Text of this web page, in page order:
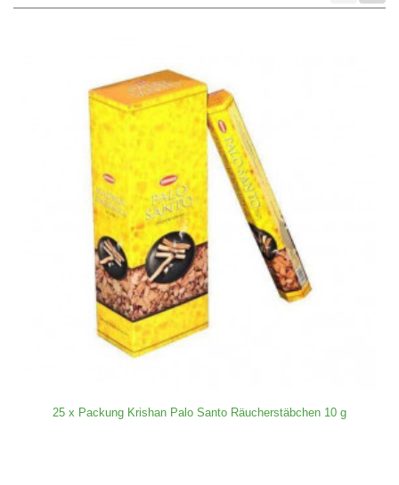
25 x Packung Krishan Palo Santo Räucherstäbchen 10 g